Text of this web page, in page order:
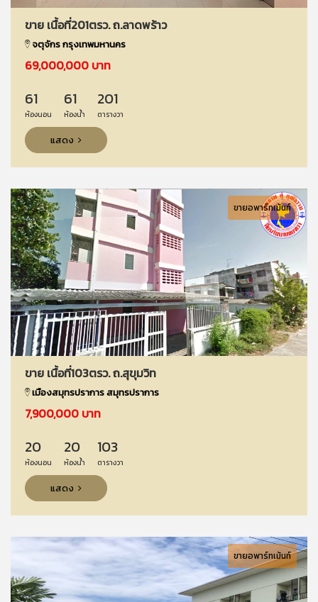
ขาย เนื้อที่201ตรว. ถ.ลาดพร้าว
จตุจักร กรุงเทพมหานคร
69,000,000 บาท
61
ห้องนอน
61
ห้องน้ำ
201
ตารางวา
แสดง
ขายอพาร์ทเม้นท์
ขาย เนื้อที่103ตรว. ถ.สุขุมวิท
เมืองสมุทรปราการ สมุทรปราการ
7,900,000 บาท
20
ห้องนอน
20
ห้องน้ำ
103
ตารางวา
แสดง
ขายอพาร์ทเม้นท์